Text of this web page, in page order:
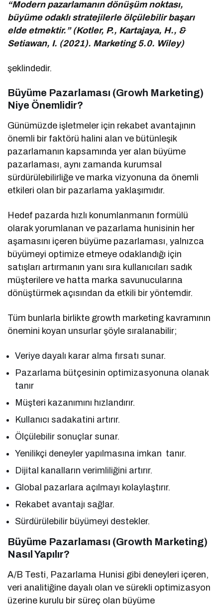
“Modern pazarlamanın dönüşüm noktası,
büyüme odaklı stratejilerle ölçülebilir başarı
elde etmektir.” (Kotler, P., Kartajaya, H., &
Setiawan, I. (2021). Marketing 5.0. Wiley)
şeklindedir.
Büyüme Pazarlaması (Growh Marketing)
Niye Önemlidir?
Günümüzde işletmeler için rekabet avantajının
önemli bir faktörü halini alan ve bütünleşik
pazarlamanın kapsamında yer alan büyüme
pazarlaması, aynı zamanda kurumsal
sürdürülebilirliğe ve marka vizyonuna da önemli
etkileri olan bir pazarlama yaklaşımıdır.
Hedef pazarda hızlı konumlanmanın formülü
olarak yorumlanan ve pazarlama hunisinin her
aşamasını içeren büyüme pazarlaması, yalnızca
büyümeyi optimize etmeye odaklandığı için
satışları artırmanın yanı sıra kullanıcıları sadık
müşterilere ve hatta marka savunucularına
dönüştürmek açısından da etkili bir yöntemdir.
Tüm bunlarla birlikte growth marketing kavramının
önemini koyan unsurlar şöyle sıralanabilir;
Veriye dayalı karar alma fırsatı sunar.
Pazarlama bütçesinin optimizasyonuna olanak
tanır
Müşteri kazanımını hızlandırır.
Kullanıcı sadakatini artırır.
Ölçülebilir sonuçlar sunar.
Yenilikçi deneyler yapılmasına imkan tanır.
Dijital kanalların verimliliğini artırır.
Global pazarlara açılmayı kolaylaştırır.
Rekabet avantajı sağlar.
Sürdürülebilir büyümeyi destekler.
Büyüme Pazarlaması (Growth Marketing)
Nasıl Yapılır?
A/B Testi, Pazarlama Hunisi gibi deneyleri içeren,
veri analitiğine dayalı olan ve sürekli optimizasyon
üzerine kurulu bir süreç olan büyüme